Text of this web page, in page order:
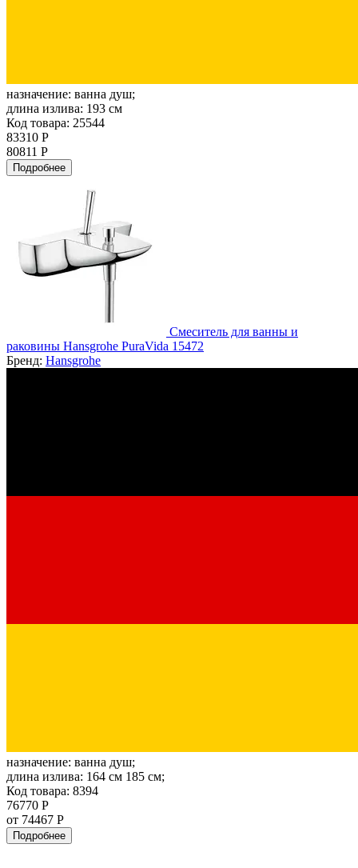
назначение: ванна душ;
длина излива: 193 см
Код товара: 25544
83310 Р
80811 Р
Подробнее
Смеситель для ванны и
раковины Hansgrohe PuraVida 15472
Бренд: Hansgrohe
назначение: ванна душ;
длина излива: 164 см 185 см;
Код товара: 8394
76770 Р
от 74467 Р
Подробнее